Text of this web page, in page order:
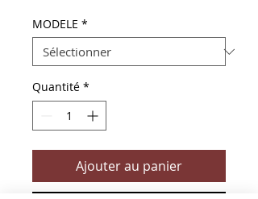
MODELE *
Quantité *
Ajouter au panier